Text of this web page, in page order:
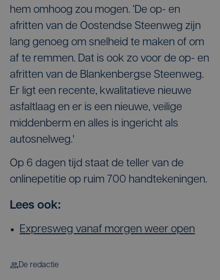
hem omhoog zou mogen. ‘De op- en
afritten van de Oostendse Steenweg zijn
lang genoeg om snelheid te maken of om
af te remmen. Dat is ook zo voor de op- en
afritten van de Blankenbergse Steenweg.
Er ligt een recente, kwalitatieve nieuwe
asfaltlaag en er is een nieuwe, veilige
middenberm en alles is ingericht als
autosnelweg.'
Op 6 dagen tijd staat de teller van de
onlinepetitie op ruim 700 handtekeningen.
Lees ook:
Expresweg vanaf morgen weer open
De redactie